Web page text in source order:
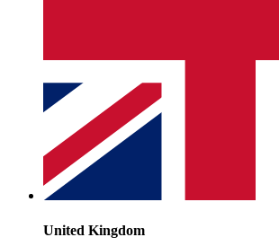
United Kingdom